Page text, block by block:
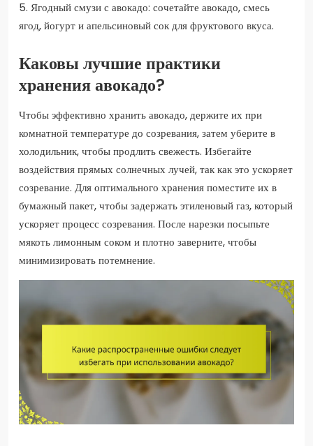
5. Ягодный смузи с авокадо: сочетайте авокадо, смесь
ягод, йогурт и апельсиновый сок для фруктового вкуса.
Каковы лучшие практики
хранения авокадо?
Чтобы эффективно хранить авокадо, держите их при
комнатной температуре до созревания, затем уберите в
холодильник, чтобы продлить свежесть. Избегайте
воздействия прямых солнечных лучей, так как это ускоряет
созревание. Для оптимального хранения поместите их в
бумажный пакет, чтобы задержать этиленовый газ, который
ускоряет процесс созревания. После нарезки посыпьте
мякоть лимонным соком и плотно заверните, чтобы
минимизировать потемнение.